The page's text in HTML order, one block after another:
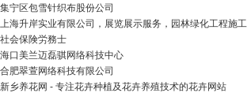
集宁区包雪针织布股份公司
上海升岸实业有限公司，展览展示服务，园林绿化工程施工
社会保険労務士
海口美兰迈磊骐网络科技中心
合肥翠萱网络科技有限公司
新乡养花网 - 专注花卉种植及花卉养殖技术的花卉网站